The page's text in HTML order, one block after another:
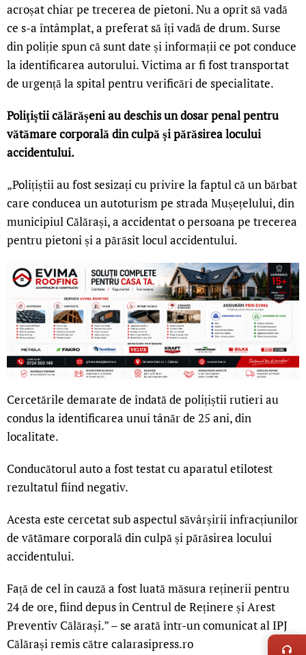
acroșat chiar pe trecerea de pietoni. Nu a oprit să vadă
ce s-a întâmplat, a preferat să îți vadă de drum. Surse
din poliție spun că sunt date și informații ce pot conduce
la identificarea autorului. Victima ar fi fost transportat
de urgență la spital pentru verificări de specialitate.
Poliţiştii călărășeni au deschis un dosar penal pentru
vătămare corporală din culpă şi părăsirea locului
accidentului.
„Polițiștii au fost sesizați cu privire la faptul că un bărbat
care conducea un autoturism pe strada Mușețelului, din
municipiul Călărași, a accidentat o persoana pe trecerea
pentru pietoni și a părăsit locul accidentului.
Cercetările demarate de îndată de polițiștii rutieri au
condus la identificarea unui tânăr de 25 ani, din
localitate.
Conducătorul auto a fost testat cu aparatul etilotest
rezultatul fiind negativ.
Acesta este cercetat sub aspectul săvârșirii infracțiunilor
de vătămare corporală din culpă și părăsirea locului
accidentului.
Față de cel în cauză a fost luată măsura reținerii pentru
24 de ore, fiind depus în Centrul de Reținere și Arest
Preventiv Călărași.” – se arată într-un comunicat al IPJ
Călărași remis către calarasipress.ro
LIVE